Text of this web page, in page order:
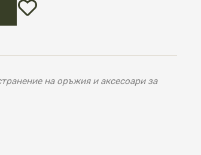
на оръжия и аксесоари за